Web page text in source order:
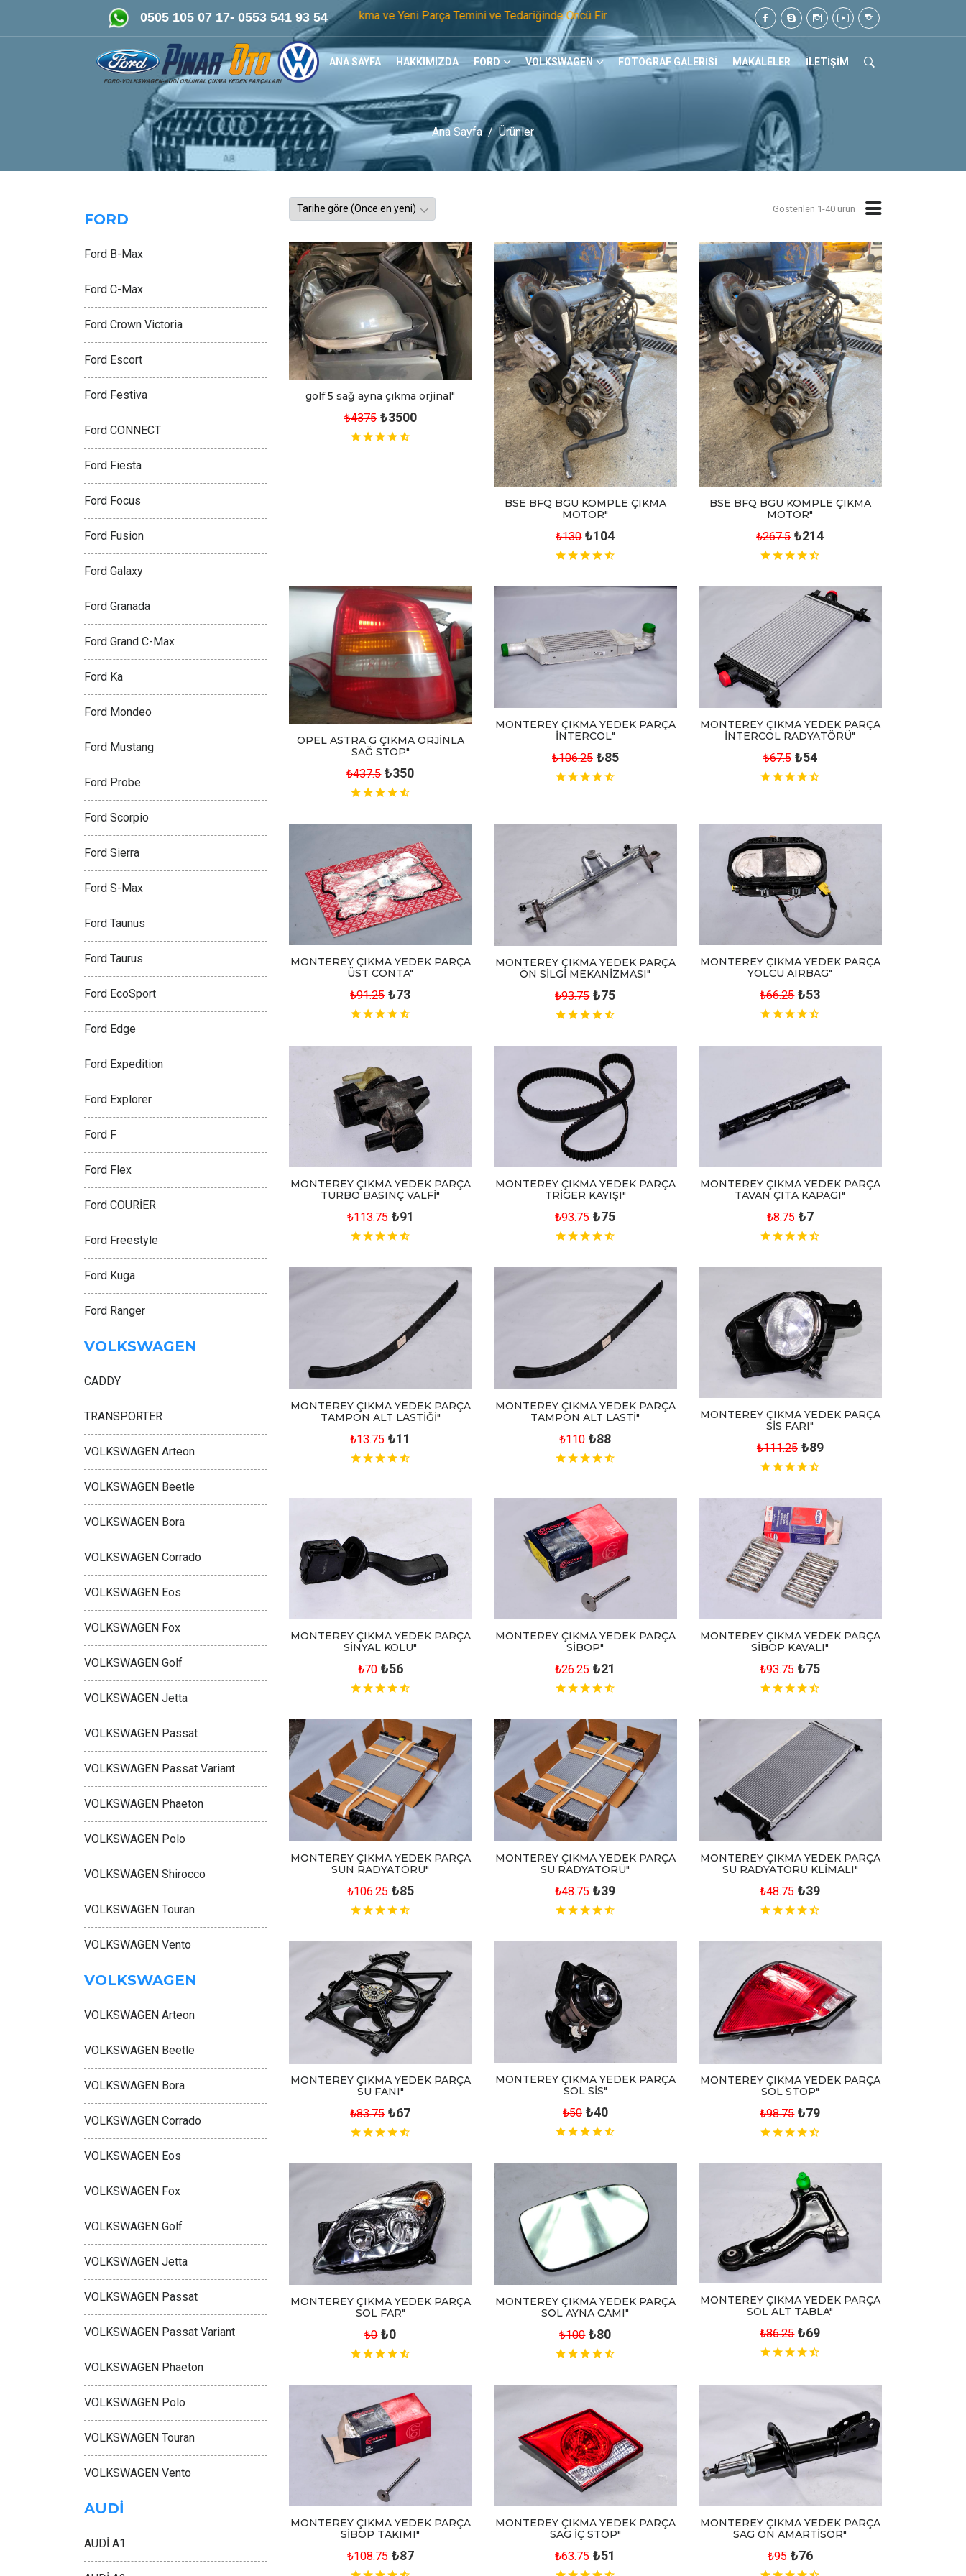
0505 105 07 17- 0553 541 93 54
FORD-VOLKSWAGEN- AUDİ Orijinal Çıkma ve Yeni Parça Temini ve Tedariğinde Öncü Firmayız. Tel: 0505 105 07 17
ANA SAYFA HAKKIMIZDA FORD VOLKSWAGEN FOTOĞRAF GALERİSİ MAKALELER İLETİŞİM
Ana Sayfa Ürünler
Gösterilen 1-40 ürün
golf 5 sağ ayna çıkma orjinal"
₺4375 ₺3500
BSE BFQ BGU KOMPLE ÇIKMA
MOTOR"
₺130 ₺104
BSE BFQ BGU KOMPLE ÇIKMA
MOTOR"
₺267.5 ₺214
OPEL ASTRA G ÇIKMA ORJİNLA
SAĞ STOP"
₺437.5 ₺350
MONTEREY ÇIKMA YEDEK PARÇA
İNTERCOL"
₺106.25 ₺85
MONTEREY ÇIKMA YEDEK PARÇA
İNTERCOL RADYATÖRÜ"
₺67.5 ₺54
MONTEREY ÇIKMA YEDEK PARÇA
ÜST CONTA"
₺91.25 ₺73
MONTEREY ÇIKMA YEDEK PARÇA
ÖN SİLGİ MEKANİZMASI"
₺93.75 ₺75
MONTEREY ÇIKMA YEDEK PARÇA
YOLCU AIRBAG"
₺66.25 ₺53
MONTEREY ÇIKMA YEDEK PARÇA
TURBO BASINÇ VALFİ"
₺113.75 ₺91
MONTEREY ÇIKMA YEDEK PARÇA
TRİGER KAYIŞI"
₺93.75 ₺75
MONTEREY ÇIKMA YEDEK PARÇA
TAVAN ÇITA KAPAGI"
₺8.75 ₺7
MONTEREY ÇIKMA YEDEK PARÇA
TAMPON ALT LASTİĞİ"
₺13.75 ₺11
MONTEREY ÇIKMA YEDEK PARÇA
TAMPON ALT LASTİ"
₺110 ₺88
MONTEREY ÇIKMA YEDEK PARÇA
SİS FARI"
₺111.25 ₺89
MONTEREY ÇIKMA YEDEK PARÇA
SİNYAL KOLU"
₺70 ₺56
MONTEREY ÇIKMA YEDEK PARÇA
SİBOP"
₺26.25 ₺21
MONTEREY ÇIKMA YEDEK PARÇA
SİBOP KAVALI"
₺93.75 ₺75
MONTEREY ÇIKMA YEDEK PARÇA
SUN RADYATÖRÜ"
₺106.25 ₺85
MONTEREY ÇIKMA YEDEK PARÇA
SU RADYATÖRÜ"
₺48.75 ₺39
MONTEREY ÇIKMA YEDEK PARÇA
SU RADYATÖRÜ KLİMALI"
₺48.75 ₺39
MONTEREY ÇIKMA YEDEK PARÇA
SU FANI"
₺83.75 ₺67
MONTEREY ÇIKMA YEDEK PARÇA
SOL SİS"
₺50 ₺40
MONTEREY ÇIKMA YEDEK PARÇA
SOL STOP"
₺98.75 ₺79
MONTEREY ÇIKMA YEDEK PARÇA
SOL FAR"
₺0 ₺0
MONTEREY ÇIKMA YEDEK PARÇA
SOL AYNA CAMI"
₺100 ₺80
MONTEREY ÇIKMA YEDEK PARÇA
SOL ALT TABLA"
₺86.25 ₺69
MONTEREY ÇIKMA YEDEK PARÇA
SİBOP TAKIMI"
₺108.75 ₺87
MONTEREY ÇIKMA YEDEK PARÇA
SAG İÇ STOP"
₺63.75 ₺51
MONTEREY ÇIKMA YEDEK PARÇA
SAG ÖN AMARTİSÖR"
₺95 ₺76
FORD
Ford B-Max
Ford C-Max
Ford Crown Victoria
Ford Escort
Ford Festiva
Ford CONNECT
Ford Fiesta
Ford Focus
Ford Fusion
Ford Galaxy
Ford Granada
Ford Grand C-Max
Ford Ka
Ford Mondeo
Ford Mustang
Ford Probe
Ford Scorpio
Ford Sierra
Ford S-Max
Ford Taunus
Ford Taurus
Ford EcoSport
Ford Edge
Ford Expedition
Ford Explorer
Ford F
Ford Flex
Ford COURİER
Ford Freestyle
Ford Kuga
Ford Ranger
VOLKSWAGEN
CADDY
TRANSPORTER
VOLKSWAGEN Arteon
VOLKSWAGEN Beetle
VOLKSWAGEN Bora
VOLKSWAGEN Corrado
VOLKSWAGEN Eos
VOLKSWAGEN Fox
VOLKSWAGEN Golf
VOLKSWAGEN Jetta
VOLKSWAGEN Passat
VOLKSWAGEN Passat Variant
VOLKSWAGEN Phaeton
VOLKSWAGEN Polo
VOLKSWAGEN Shirocco
VOLKSWAGEN Touran
VOLKSWAGEN Vento
VOLKSWAGEN
VOLKSWAGEN Arteon
VOLKSWAGEN Beetle
VOLKSWAGEN Bora
VOLKSWAGEN Corrado
VOLKSWAGEN Eos
VOLKSWAGEN Fox
VOLKSWAGEN Golf
VOLKSWAGEN Jetta
VOLKSWAGEN Passat
VOLKSWAGEN Passat Variant
VOLKSWAGEN Phaeton
VOLKSWAGEN Polo
VOLKSWAGEN Touran
VOLKSWAGEN Vento
AUDİ
AUDİ A1